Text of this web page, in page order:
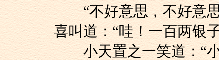
“不好意思，不好意思
喜叫道：“哇！一百两银
小天置之一笑道：“小